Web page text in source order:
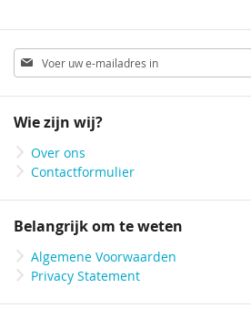
Abonneer
u
op
nieuwsbrief
Wie zijn wij?
Over ons
Contactformulier
Belangrijk om te weten
Algemene Voorwaarden
Privacy Statement